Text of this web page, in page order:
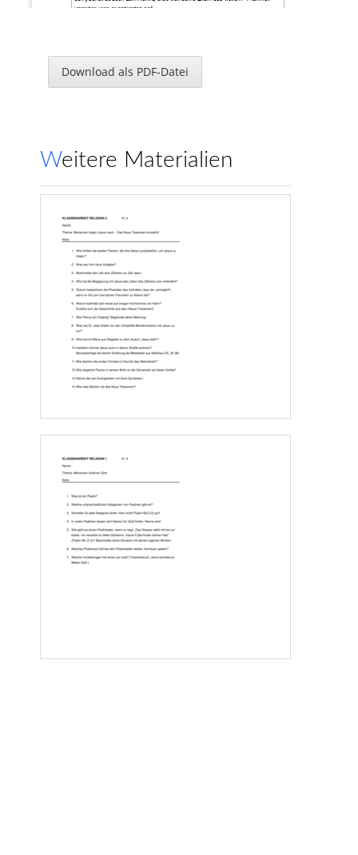
unsicher, was er antworten soll.
ihn, da das Senfkorn später auch groß mit starken Zweigen wu
Download als PDF-Datei
Weitere Materialien